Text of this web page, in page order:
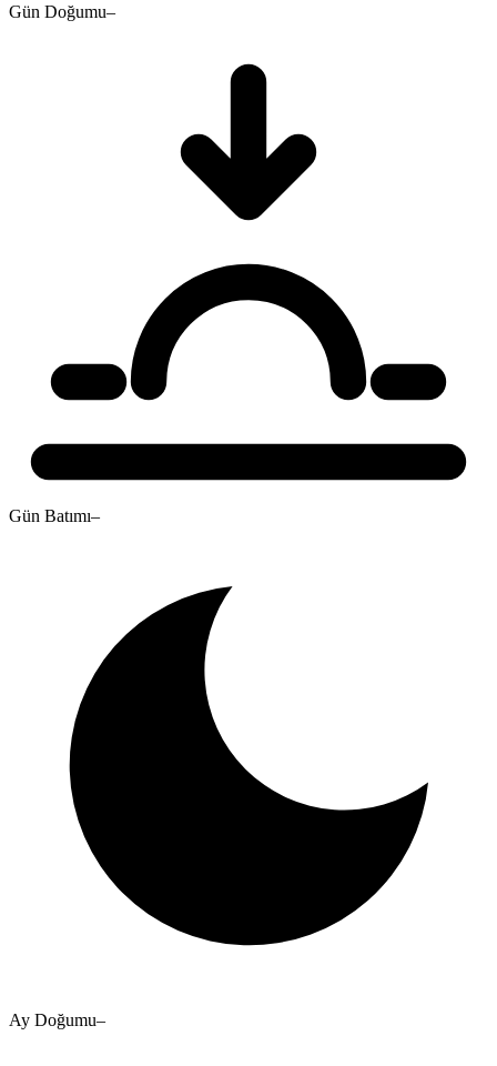
Gün Doğumu–
Gün Batımı–
Ay Doğumu–